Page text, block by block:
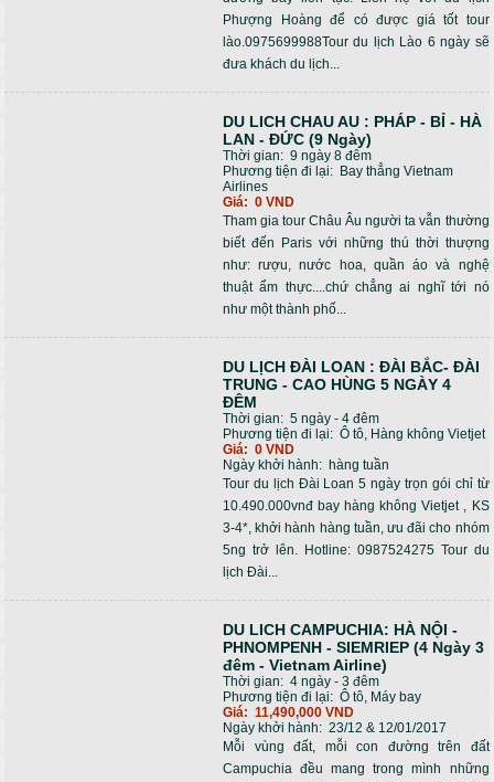
Phượng Hoàng để có được giá tốt tour
lào.0975699988Tour du lịch Lào 6 ngày sẽ
đưa khách du lịch...
DU LICH CHAU AU : PHÁP - BỈ - HÀ
LAN - ĐỨC (9 Ngày)
Thời gian: 9 ngày 8 đêm
Phương tiện đi lại: Bay thẳng Vietnam
Airlines
Giá: 0 VND
Tham gia tour Châu Âu người ta vẫn thường
biết đến Paris với những thú thời thượng
như: rượu, nước hoa, quần áo và nghệ
thuật ẩm thực....chứ chẳng ai nghĩ tới nó
như một thành phố...
DU LỊCH ĐÀI LOAN : ĐÀI BẮC- ĐÀI
TRUNG - CAO HÙNG 5 NGÀY 4
ĐÊM
Thời gian: 5 ngày - 4 đêm
Phương tiện đi lại: Ô tô, Hàng không Vietjet
Giá: 0 VND
Ngày khởi hành: hàng tuần
Tour du lịch Đài Loan 5 ngày trọn gói chỉ từ
10.490.000vnđ bay hàng không Vietjet , KS
3-4*, khởi hành hàng tuần, ưu đãi cho nhóm
5ng trở lên. Hotline: 0987524275 Tour du
lịch Đài...
DU LICH CAMPUCHIA: HÀ NỘI -
PHNOMPENH - SIEMRIEP (4 Ngày 3
đêm - Vietnam Airline)
Thời gian: 4 ngày - 3 đêm
Phương tiện đi lại: Ô tô, Máy bay
Giá: 11,490,000 VND
Ngày khởi hành: 23/12 & 12/01/2017
Mỗi vùng đất, mỗi con đường trên đất
Campuchia đều mang trong mình những